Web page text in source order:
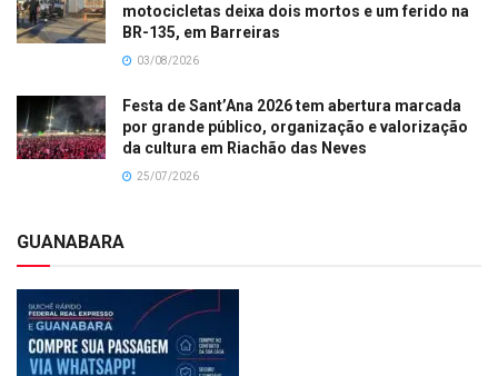
motocicletas deixa dois mortos e um ferido na
BR-135, em Barreiras
03/08/2026
Festa de Sant’Ana 2026 tem abertura marcada
por grande público, organização e valorização
da cultura em Riachão das Neves
25/07/2026
GUANABARA